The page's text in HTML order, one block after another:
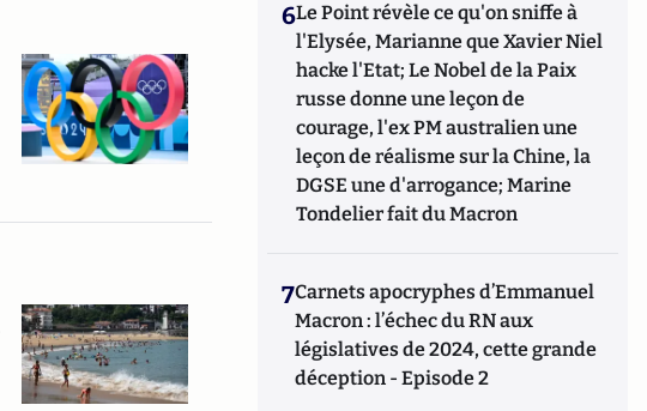
6Le Point révèle ce qu'on sniffe à
l'Elysée, Marianne que Xavier Niel
hacke l'Etat; Le Nobel de la Paix
russe donne une leçon de
courage, l'ex PM australien une
leçon de réalisme sur la Chine, la
DGSE une d'arrogance; Marine
Tondelier fait du Macron
7Carnets apocryphes d’Emmanuel
Macron : l’échec du RN aux
législatives de 2024, cette grande
déception - Episode 2